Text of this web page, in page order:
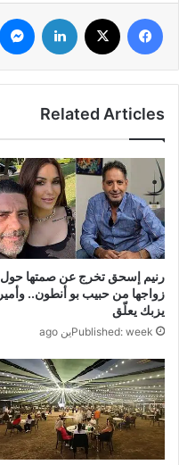
فيسبوك لينكدإن
Related Articles
رنيم إسحق تخرج عن صمتها حول
زواجها من حبيب بو أنطون.. وأمير
يزبك يعلّق
Published: weekين ago